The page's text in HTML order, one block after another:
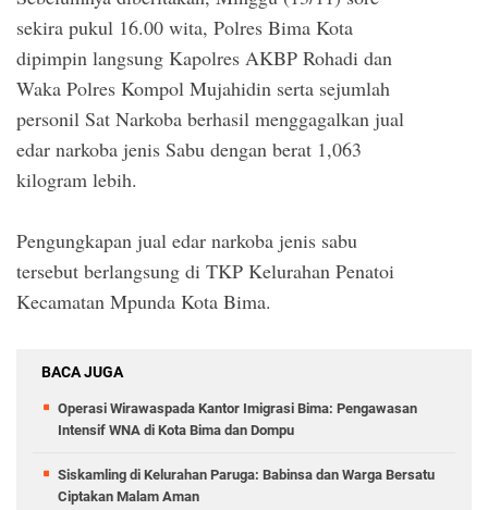
sekira pukul 16.00 wita, Polres Bima Kota
dipimpin langsung Kapolres AKBP Rohadi dan
Waka Polres Kompol Mujahidin serta sejumlah
personil Sat Narkoba berhasil menggagalkan jual
edar narkoba jenis Sabu dengan berat 1,063
kilogram lebih.
Pengungkapan jual edar narkoba jenis sabu
tersebut berlangsung di TKP Kelurahan Penatoi
Kecamatan Mpunda Kota Bima.
BACA JUGA
Operasi Wirawaspada Kantor Imigrasi Bima: Pengawasan
Intensif WNA di Kota Bima dan Dompu
Siskamling di Kelurahan Paruga: Babinsa dan Warga Bersatu
Ciptakan Malam Aman